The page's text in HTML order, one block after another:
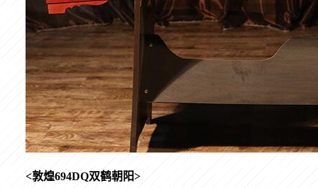
<敦煌694DQ双鹤朝阳>